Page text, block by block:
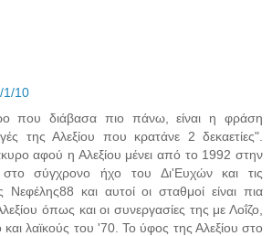
1/10
που διάβασα πιο πάνω, είναι η φράση
της Αλεξίου που κρατάνε 2 δεκαετίες".
άκυρο αφού η Αλεξίου μένει από το 1992 στην
σύγχρονο ήχο του Δι'Ευχών και τις
Νεφέλης88 και αυτοί οι σταθμοί είναι πια
όπως και οι συνεργασίες της με Λοΐζο,
λαϊκούς του '70. Το ύφος της Αλεξίου στο